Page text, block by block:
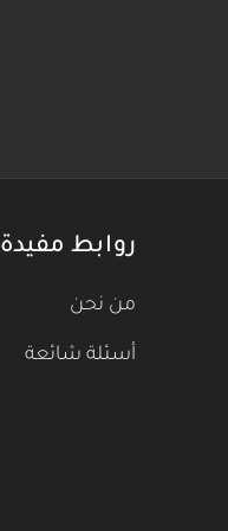
روابط مفيدة
من نحن
أسئلة شائعة